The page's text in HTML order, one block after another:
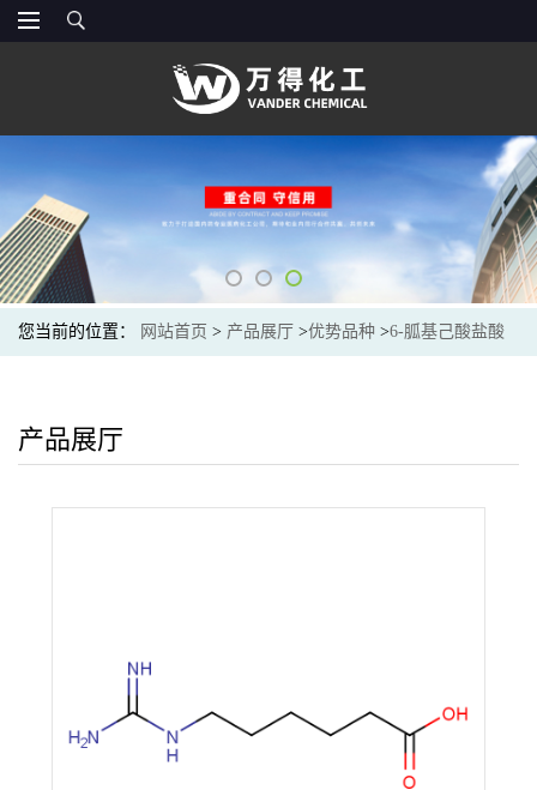
您当前的位置： 网站首页 > 产品展厅 >优势品种 >6-胍基己酸盐酸
产品展厅